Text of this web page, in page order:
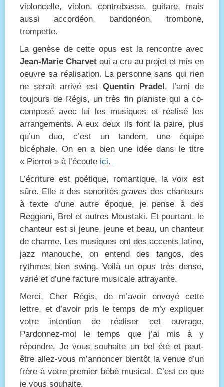
violoncelle, violon, contrebasse, guitare, mais
aussi accordéon, bandonéon, trombone,
trompette.
La genèse de cette opus est la rencontre avec
Jean-Marie Charvet qui a cru au projet et mis en
oeuvre sa réalisation. La personne sans qui rien
ne serait arrivé est Quentin Pradel , l’ami de
toujours de Régis, un très fin pianiste qui a co-
composé avec lui les musiques et réalisé les
arrangements. A eux deux ils font la paire, plus
qu’un duo, c’est un tandem, une équipe
bicéphale. On en a bien une idée dans le titre
« Pierrot » à l’écoute ici.
L’écriture est poétique, romantique, la voix est
sûre. Elle a des sonoritésgraves des chanteurs
à texte d’une autre époque, je pense à des
Reggiani, Brel et autres Moustaki. Et pourtant, le
chanteur est si jeune, jeune et beau, un chanteur
de charme. Les musiques ont des accents latino,
jazz manouche, on entend des tangos, des
rythmes bien swing. Voilà un opus très dense,
varié et d’une facture musicale attrayante.
Merci, Cher Régis, de m’avoir envoyé cette
lettre, et d’avoir pris le temps de m’y expliquer
votre intention de réaliser cet ouvrage.
Pardonnez-moi le temps que j’ai mis à y
répondre. Je vous souhaite un bel été et peut-
être allez-vous m’annoncer bientôt la venue d’un
frère à votre premier bébé musical. C’est ce que
je vous souhaite.